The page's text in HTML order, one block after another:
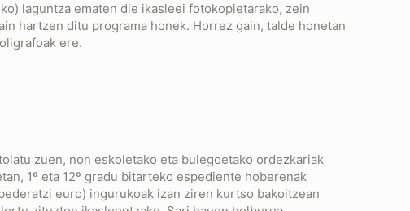
laguntza ematen die ikasleei fotokopietarako, zein
hartzen ditu programa honek. Horrez gain, talde honetan
ere.
zuen, non eskoletako eta bulegoetako ordezkariak
1º eta 12º gradu bitarteko espediente hoberenak
euro) ingurukoak izan ziren kurtso bakoitzean